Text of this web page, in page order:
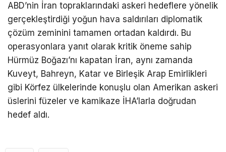
ABD’nin İran topraklarındaki askeri hedeflere yönelik
gerçekleştirdiği yoğun hava saldırıları diplomatik
çözüm zeminini tamamen ortadan kaldırdı. Bu
operasyonlara yanıt olarak kritik öneme sahip
Hürmüz Boğazı’nı kapatan İran, aynı zamanda
Kuveyt, Bahreyn, Katar ve Birleşik Arap Emirlikleri
gibi Körfez ülkelerinde konuşlu olan Amerikan askeri
üslerini füzeler ve kamikaze İHA’larla doğrudan
hedef aldı.